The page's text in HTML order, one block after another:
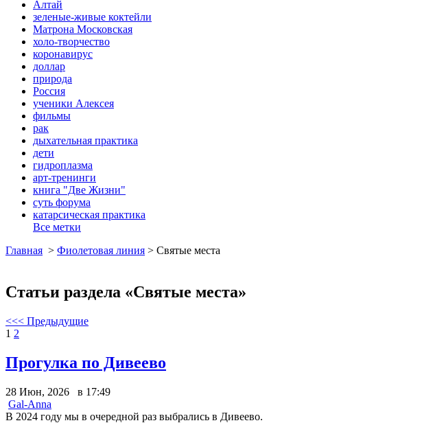
Алтай
зеленые-живые коктейли
Матрона Московская
холо-творчество
коронавирус
доллар
природа
Россия
ученики Алексея
фильмы
рак
дыхательная практика
дети
гидроплазма
арт-тренинги
книга "Две Жизни"
суть форума
катарсическая практика
Все метки
Главная > Фиолетовая линия > Святые места
Статьи раздела «Святые места»
<<< Предыдущие
1 2
Прогулка по Дивеево
28 Июн, 2026 в 17:49
Gal-Anna
В 2024 году мы в очередной раз выбрались в Дивеево.